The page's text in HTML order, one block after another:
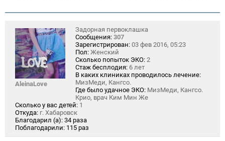
AleinaLove
Задорная первоклашка
Сообщения: 307
Зарегистрирован: 03 фев 2016, 05:23
Пол: Женский
Сколько попыток ЭКО: 2
Стаж бесплодия: 6 лет
В каких клиниках проводилось лечение:
МизМеди, Кангсо.
Где было удачное ЭКО: МизМеди, Кангсо.
Крио, врач Ким Мин Же
Сколько у вас детей: 1
Откуда: г. Хабаровск
Благодарил (а): 34 раза
Поблагодарили: 115 раз